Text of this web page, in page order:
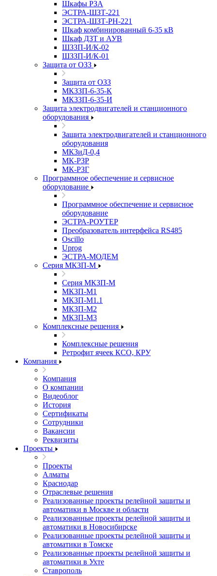
Шкафы РЗА
ЭСТРА-ШЗТ-221
ЭСТРА-ШЗТ-РН-221
Шкаф комбинированный 6-35 кВ
Шкаф ДЗТ и АУВ
ШЗЗП-И/К-02
ШЗЗП-И/К-01
Защита от ОЗЗ
Защита от ОЗЗ
МКЗЗП-6-35-К
МКЗЗП-6-35-И
Защита элеĸтродвигателей и станционного
оборудования
Защита элеĸтродвигателей и станционного
оборудования
МКЗиД-0,4
МК-РЗР
МК-РЗГ
Программное обеспечение и сервисное
оборудование
Программное обеспечение и сервисное
оборудование
ЭСТРА-РОУТЕР
Преобразователь интерфейса RS485
Oscillo
Uprog
ЭСТРА-МОДЕМ
Серия МКЗП-М
Серия МКЗП-М
МКЗП-М1
МКЗП-М1.1
МКЗП-М2
МКЗП-М3
Комплексные решения
Комплексные решения
Ретрофит ячеек КСО, КРУ
Компания
Компания
О компании
Видеоблог
История
Сертификаты
Сотрудники
Вакансии
Реквизиты
Проекты
Проекты
Алматы
Краснодар
Отраслевые решения
Реализованные проекты релейной защиты и
автоматики в Москве и области
Реализованные проекты релейной защиты и
автоматики в Новосибирске
Реализованные проекты релейной защиты и
автоматики в Томске
Реализованные проекты релейной защиты и
автоматики в Ухте
Ставрополь